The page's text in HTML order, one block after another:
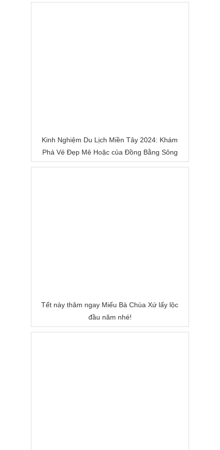
Kinh Nghiệm Du Lịch Miền Tây 2024: Khám
Phá Vẻ Đẹp Mê Hoặc của Đồng Bằng Sông
Nước
Tết này thăm ngay Miếu Bà Chùa Xứ lấy lộc
đầu năm nhé!